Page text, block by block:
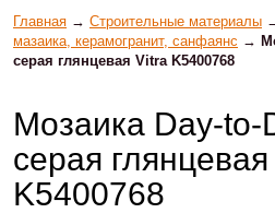
Главная → Строительные материалы
мазаика, керамогранит, санфаянс →
серая глянцевая Vitra K5400768
Мозаика Day-to-
серая
K5400768